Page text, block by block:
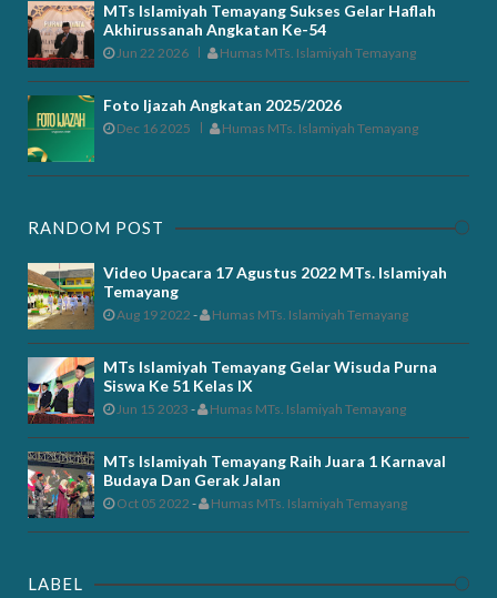
MTs Islamiyah Temayang Sukses Gelar Haflah
Akhirussanah Angkatan Ke-54
Jun 22 2026 Humas MTs. Islamiyah Temayang
Foto Ijazah Angkatan 2025/2026
Dec 16 2025 Humas MTs. Islamiyah Temayang
RANDOM POST
Video Upacara 17 Agustus 2022 MTs. Islamiyah
Temayang
Aug 19 2022 - Humas MTs. Islamiyah Temayang
MTs Islamiyah Temayang Gelar Wisuda Purna
Siswa Ke 51 Kelas IX
Jun 15 2023 - Humas MTs. Islamiyah Temayang
MTs Islamiyah Temayang Raih Juara 1 Karnaval
Budaya Dan Gerak Jalan
Oct 05 2022 - Humas MTs. Islamiyah Temayang
LABEL